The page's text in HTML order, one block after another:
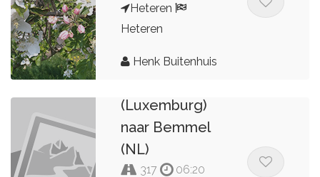
Heteren
Heteren
Henk Buitenhuis
(Luxemburg)
naar Bemmel
(NL)
317
06:20